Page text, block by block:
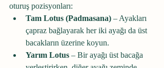
oturuş pozisyonları:
Tam Lotus (Padmasana) – Ayakları
çapraz bağlayarak her iki ayağı da üst
bacakların üzerine koyun.
Yarım Lotus – Bir ayağı üst bacağa